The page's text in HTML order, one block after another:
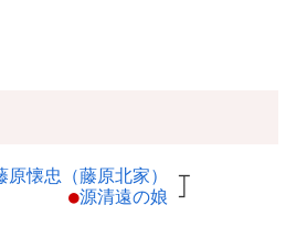
原懐忠（藤原北家）
┬
●源清遠の娘 ┘